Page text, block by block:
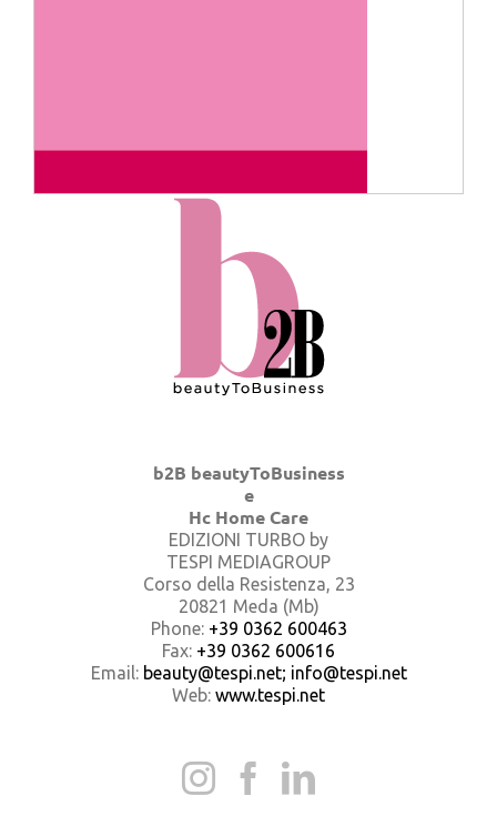
b2B beautyToBusiness
e
Hc Home Care
EDIZIONI TURBO by
TESPI MEDIAGROUP
Corso della Resistenza, 23
20821 Meda (Mb)
Phone: +39 0362 600463
Fax: +39 0362 600616
Email: beauty@tespi.net; info@tespi.net
Web: www.tespi.net